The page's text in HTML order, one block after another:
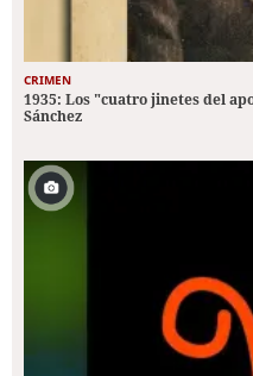
CRIMEN
1935: Los "cuatro jinetes del
Sánchez